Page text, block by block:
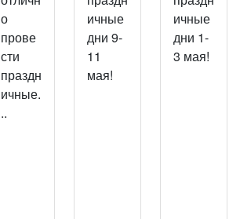
о
прове
сти
праздн
ичные.
..
ичные
дни 9-
11
мая!
ичные
дни 1-
3 мая!